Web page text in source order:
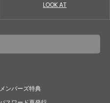
LOOK AT
メンバーズ特典